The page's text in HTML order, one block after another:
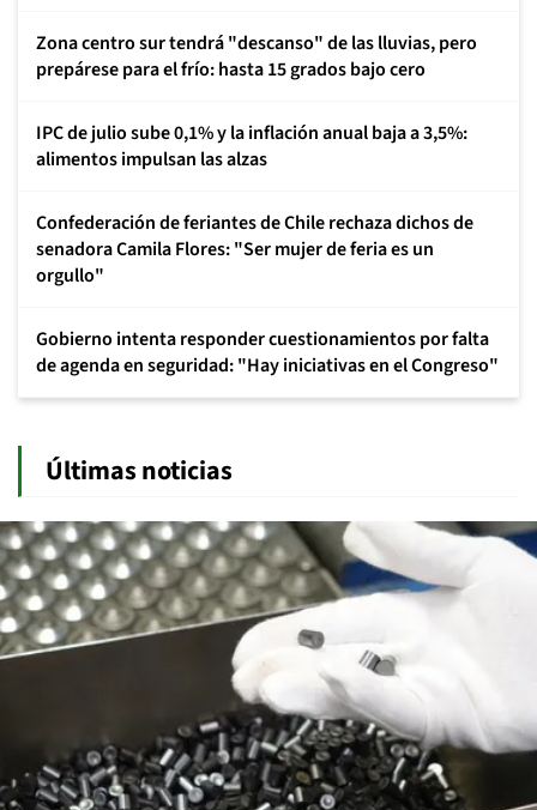
Zona centro sur tendrá "descanso" de las lluvias, pero
prepárese para el frío: hasta 15 grados bajo cero
IPC de julio sube 0,1% y la inflación anual baja a 3,5%:
alimentos impulsan las alzas
Confederación de feriantes de Chile rechaza dichos de
senadora Camila Flores: "Ser mujer de feria es un
orgullo"
Gobierno intenta responder cuestionamientos por falta
de agenda en seguridad: "Hay iniciativas en el Congreso"
Últimas noticias